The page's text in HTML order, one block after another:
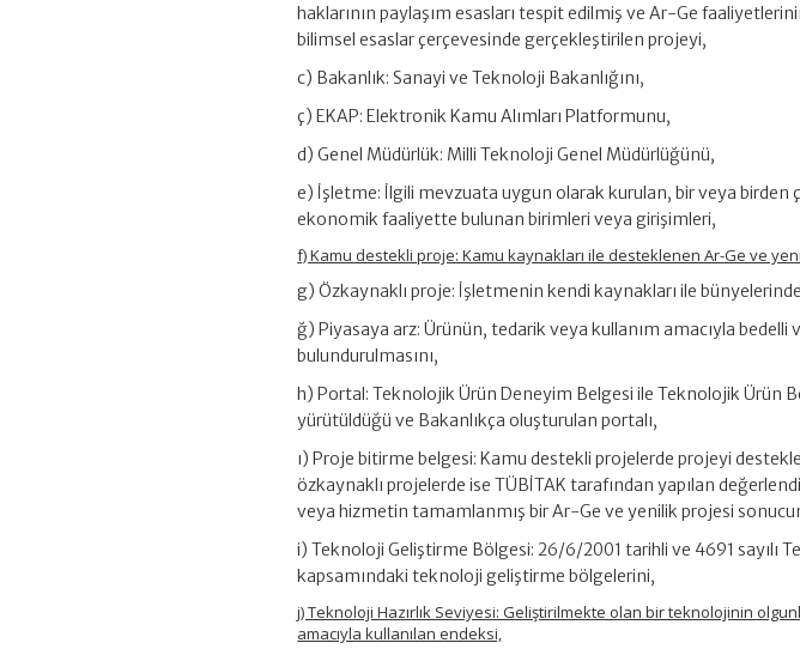
haklarının paylaşım esasları tespit edilmiş ve Ar-Ge
bilimsel esaslar çerçevesinde gerçekleştirilen projeyi,
c) Bakanlık: Sanayi ve Teknoloji Bakanlığını,
ç) EKAP: Elektronik Kamu Alımları Platformunu,
d) Genel Müdürlük: Milli Teknoloji Genel Müdürlüğünü,
e) İşletme: İlgili mevzuata uygun olarak kurulan, bir veya birden
ekonomik faaliyette bulunan birimleri veya girişimleri,
f) Kamu destekli proje: Kamu kaynakları ile desteklenen Ar-Ge ve
g) Özkaynaklı proje: İşletmenin kendi kaynakları ile
ğ) Piyasaya arz: Ürünün, tedarik veya kullanım amacıyla bedelli
bulundurulmasını,
h) Portal: Teknolojik Ürün Deneyim Belgesi ile Teknolojik Ürün
yürütüldüğü ve Bakanlıkça oluşturulan portalı,
ı) Proje bitirme belgesi: Kamu destekli projelerde projeyi
özkaynaklı projelerde ise TÜBİTAK tarafından yapılan
veya hizmetin tamamlanmış bir Ar-Ge ve yenilik projesi
i) Teknoloji Geliştirme Bölgesi: 26/6/2001 tarihli ve 4691 sayılı
kapsamındaki teknoloji geliştirme bölgelerini,
j) Teknoloji Hazırlık Seviyesi: Geliştirilmekte olan bir teknolojinin
amacıyla kullanılan endeksi,